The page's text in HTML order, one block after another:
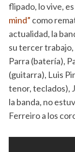
flipado, lo vive,
mind” como
actualidad, la
su tercer trabajo,
Parra (batería),
(guitarra), Luis
tenor, teclados),
la banda, no
Ferreiro a los